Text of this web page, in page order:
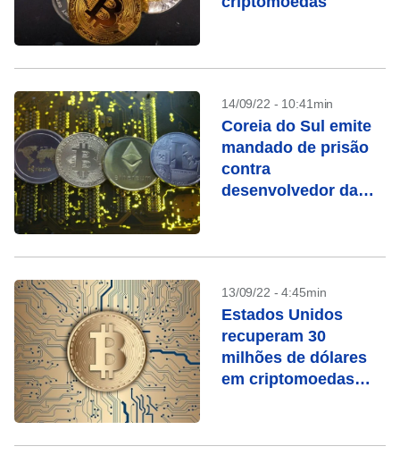
14/09/22 - 10:41min
Coreia do Sul emite
mandado de prisão
contra
desenvolvedor da
13/09/22 - 4:45min
Estados Unidos
recuperam 30
milhões de dólares
em criptomoedas